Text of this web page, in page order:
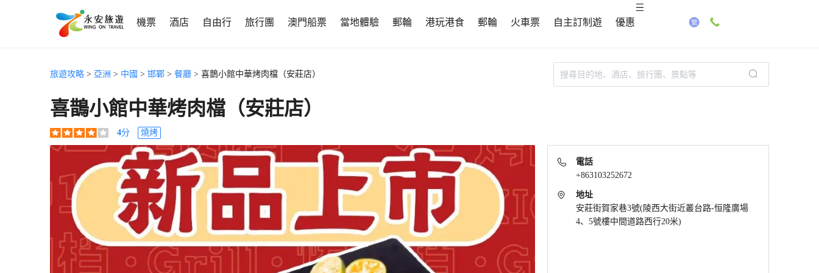
機票 酒店 自由行 旅行團 澳門船票 當地體驗 郵輪 港玩港食 郵輪 火車票 自主訂制遊 優惠
旅遊攻略 > 亞洲 > 中國 > 邯鄲 > 餐廳 > 喜鵲小館中華烤肉檔（安莊店）
喜鵲小館中華烤肉檔（安莊店）
4分 燒烤
電話
+863103252672
地址
安莊街賀家巷3號(陵西大街近叢台路-恒隆廣場
4、5號樓中間道路西行20米)